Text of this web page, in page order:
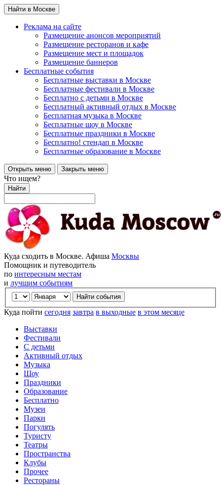
Найти в Москве
Реклама на сайте
Размещение анонсов мероприятий
Размещение ресторанов и кафе
Размещение мест и площадок
Размещение баннеров
Бесплатные события
Бесплатные выставки в Москве
Бесплатные фестивали в Москве
Бесплатно с детьми в Москве
Бесплатный активный отдых в Москве
Бесплатная музыка в Москве
Бесплатные шоу в Москве
Бесплатные праздники в Москве
Бесплатно! стендап в Москве
Бесплатные образование в Москве
Открыть меню Закрыть меню
Что ищем?
Найти
Куда сходить в Москве. Афиша Москвы
Помощник и путеводитель
по интересным местам
и лучшим событиям
Куда пойти сегодня завтра в выходные в этом месяце
Выставки
Фестивали
С детьми
Активный отдых
Музыка
Шоу
Праздники
Образование
Бесплатно
Музеи
Парки
Погулять
Туристу
Театры
Пространства
Клубы
Прочее
Рестораны